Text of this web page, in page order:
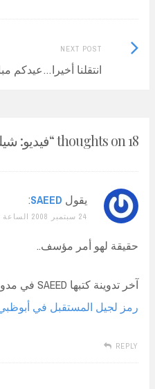
NEXT POST
انتقلنا أخيرا…عيدكم
Next
Post:
18 thoughts on “ فيديو:
يقول SAEED
:
24 سبتمبر 2008 الساعة 6:40 م
حقيقة لهو أمر مؤسف..
آخر تدوينة كتبها SAEED في مدونته:
رمز لجيل المستقبل في
REPLY